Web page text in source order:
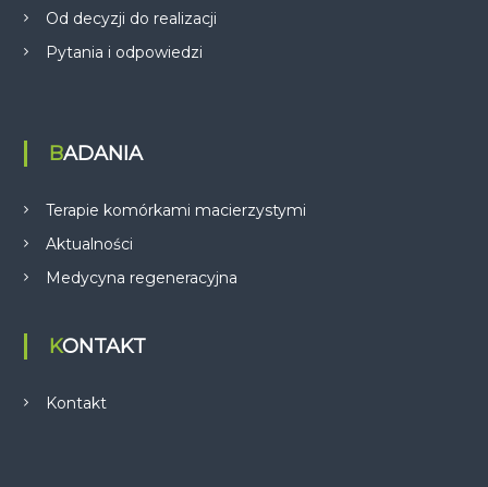
Od decyzji do realizacji
Pytania i odpowiedzi
BADANIA
Terapie komórkami macierzystymi
Aktualności
Medycyna regeneracyjna
KONTAKT
Kontakt